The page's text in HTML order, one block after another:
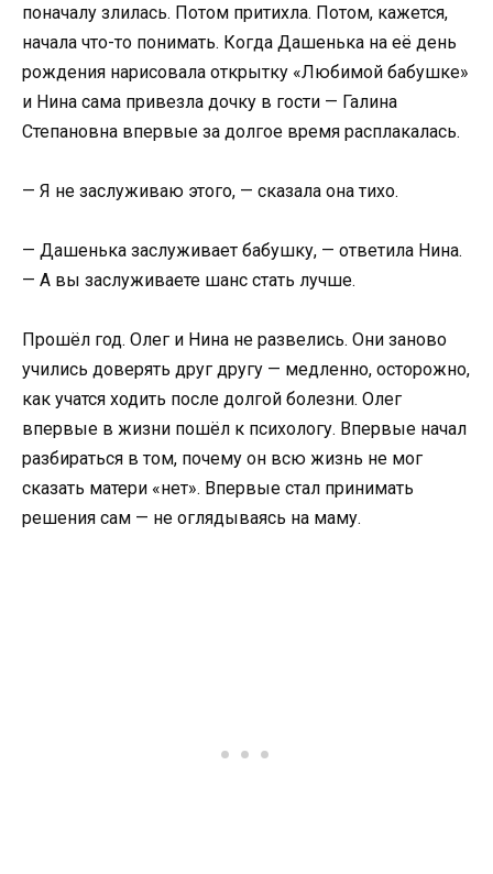
поначалу злилась. Потом притихла. Потом, кажется,
начала что-то понимать. Когда Дашенька на её день
рождения нарисовала открытку «Любимой бабушке»
и Нина сама привезла дочку в гости — Галина
Степановна впервые за долгое время расплакалась.
— Я не заслуживаю этого, — сказала она тихо.
— Дашенька заслуживает бабушку, — ответила Нина.
— А вы заслуживаете шанс стать лучше.
Прошёл год. Олег и Нина не развелись. Они заново
учились доверять друг другу — медленно, осторожно,
как учатся ходить после долгой болезни. Олег
впервые в жизни пошёл к психологу. Впервые начал
разбираться в том, почему он всю жизнь не мог
сказать матери «нет». Впервые стал принимать
решения сам — не оглядываясь на маму.